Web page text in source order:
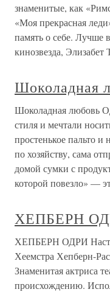
знаменитые, как
«Моя прекрасная
память о себе. Лучше
кинозвезда, Элизабет
Шоколадная
Шоколадная любовь
стиля и мечтали
простенькое пальто
по хозяйству, сама
домой сумки с
которой повезло» —
ХЕПБЕРН
ХЕПБЕРН ОДРИ
Хеемстра Хепберн-
Знаменитая актриса
происхождению.